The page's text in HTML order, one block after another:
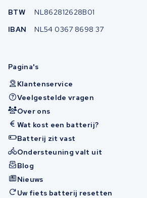
BTW
NL862812628B01
IBAN
NL54 0367 8698 37
Pagina's
Klantenservice
Veelgestelde vragen
Over ons
Wat kost een batterij?
Batterij zit vast
Ondersteuning valt uit
Blog
Nieuws
Uw fiets batterij resetten